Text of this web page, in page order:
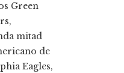
Green
mitad
de
Eagles,